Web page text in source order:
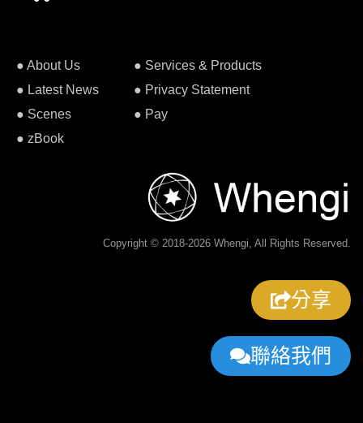
● About Us
● Latest News
● Scenes
● zBook
● Services & Products
● Privacy Statement
● Pay
Copyright © 2018-2026 Whengi, All Rights Reserved.
分享
聯絡我們